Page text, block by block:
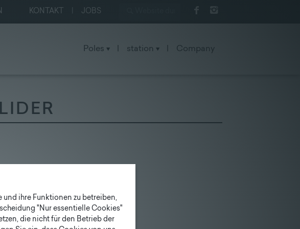
KONTAKT JOBS
Poles station Company
ihre Funktionen zu betreiben,
"Nur essentielle Cookies"
die nicht für den Betrieb der